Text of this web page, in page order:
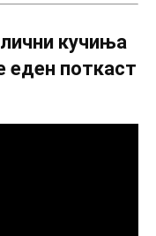
кучиња
еден поткаст